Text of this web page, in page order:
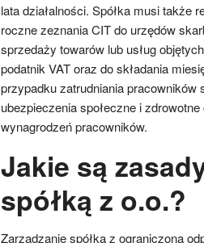
lata działalności. Spółka musi także
roczne zeznania CIT do urzędów
sprzedaży towarów lub usług
podatnik VAT oraz do składania
przypadku zatrudniania pracowników
ubezpieczenia społeczne i
wynagrodzeń pracowników.
Jakie są
spółką z o.o.?
Zarządzanie spółką z ograniczoną